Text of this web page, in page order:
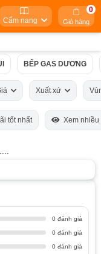
Cẩm nang Giỏ hàng
0
BẾP GAS DƯƠNG
Xuất xứ
tốt nhất Xem nhiều
0 đánh giá
0 đánh giá
0 đánh giá